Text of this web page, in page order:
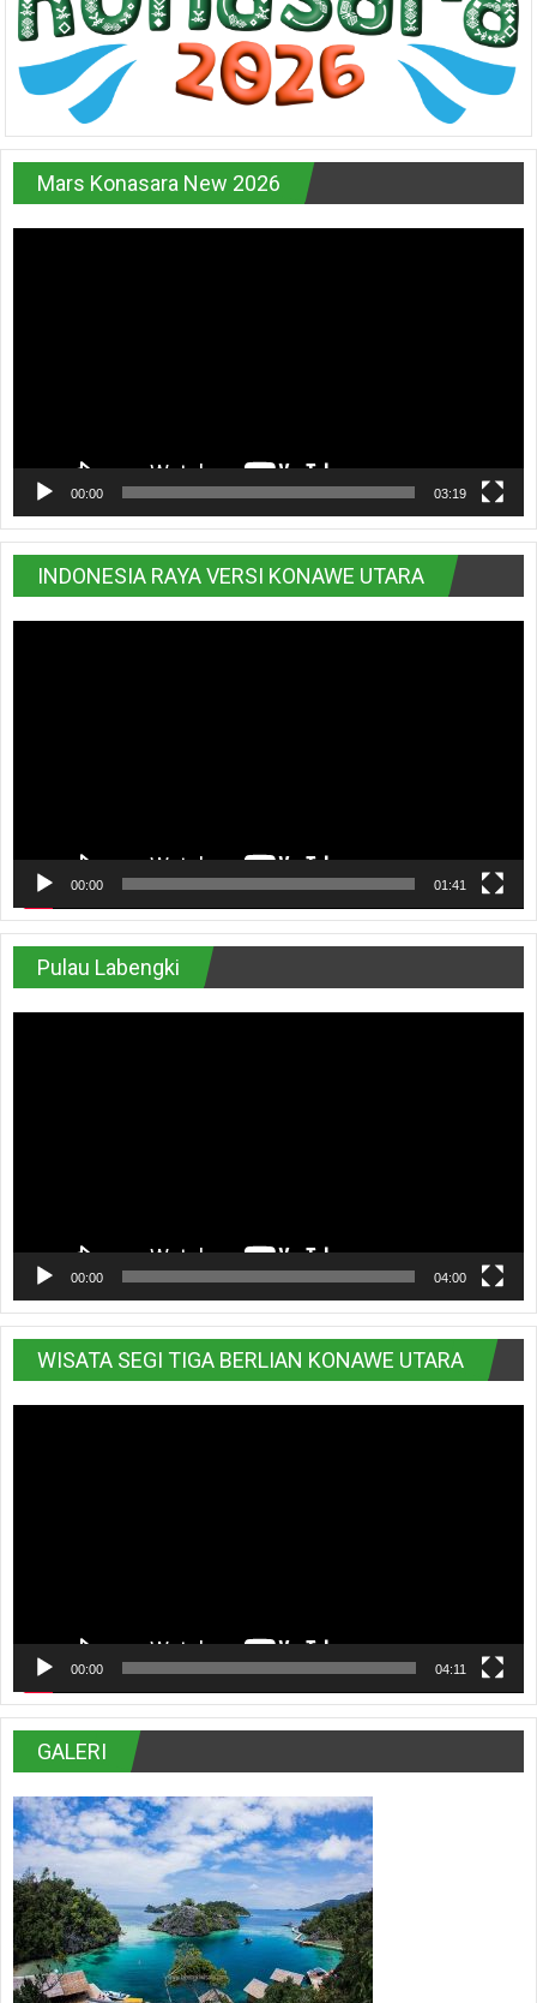
Mars Konasara New 2026
00:00 03:19
INDONESIA RAYA VERSI KONAWE UTARA
00:00 01:41
Pulau Labengki
00:00 04:00
WISATA SEGI TIGA BERLIAN KONAWE UTARA
00:00 04:11
GALERI